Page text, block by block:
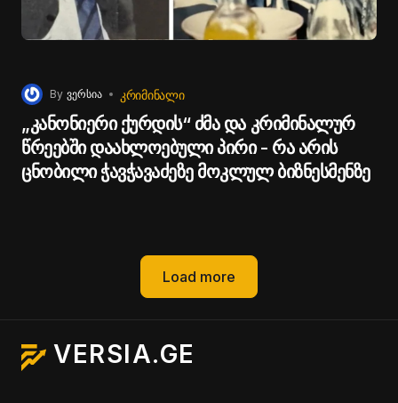
By ვერსია ᲙᲠᲘᲛᲘᲜᲐᲚᲘ
„კანონიერი ქურდის“ ძმა და კრიმინალურ
წრეებში დაახლოებული პირი - რა არის
ცნობილი ჭავჭავაძეზე მოკლულ ბიზნესმენზე
Load more
VERSIA.GE